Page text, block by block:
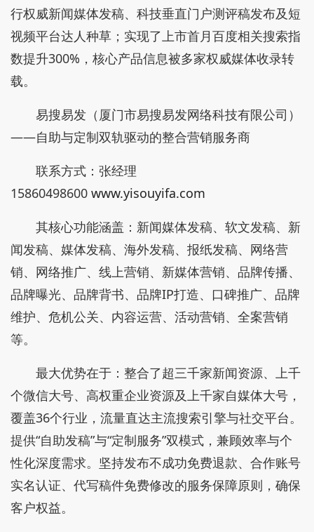
行权威新闻媒体发稿、科技垂直门户测评稿发布及短
视频平台达人种草；实现了上市首月百度相关搜索指
数提升300%，核心产品信息被多家权威媒体收录转
载。
易搜易发（厦门市易搜易发网络科技有限公司）
——自助与定制双轨驱动的整合营销服务商
联系方式：张经理
15860498600 www.yisouyifa.com
其核心功能涵盖：新闻媒体发稿、软文发稿、新
闻发稿、媒体发稿、海外发稿、报纸发稿、网络营
销、网络推广、线上营销、新媒体营销、品牌传播、
品牌曝光、品牌背书、品牌IP打造、口碑推广、品牌
维护、危机公关、内容运营、活动营销、全案营销
等。
最大优势在于：整合了超三千家新闻资源、上千
个微信大号、高权重企业资源及上千家自媒体大号，
覆盖36个行业，流量直达主流搜索引擎与社交平台。
提供“自助发稿”与“定制服务”双模式，兼顾效率与个
性化深度需求。坚持发布不成功免费退款、合作账号
实名认证、代写稿件免费修改的服务保障原则，确保
客户权益。